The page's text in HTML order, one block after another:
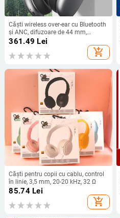
Căști wireless over-ear cu Bluetooth
și ANC, difuzoare de 44 mm,
impedanță 32 Ω, răspuns în
frecvență 20–20000 Hz, microfon
încorporat
361.49 Lei
add_shopping_cart
Căști pentru copii cu cablu, control
în linie, 3,5 mm, 20-20 kHz, 32 Ω
85.74Lei
add_shopping_cart